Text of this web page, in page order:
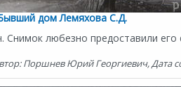
дом Лемяхова С.Д.
любезно предоставили его
Поршнев Юрий Георгиевич, Дата